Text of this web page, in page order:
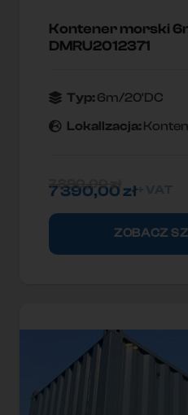
Kontener morski
DMRU2012371
Typ: 6m/20'DC
Lokallzacja:
7 390,00zł
7 890,00 zł
ZOBACZ